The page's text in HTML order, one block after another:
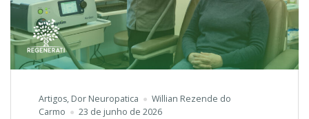
Artigos, Dor Neuropatica
Willian Rezende do
Carmo
23 de junho de 2026